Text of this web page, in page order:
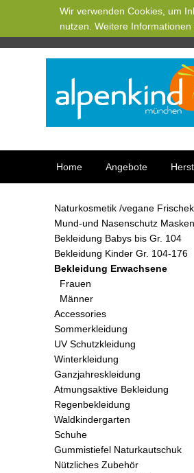
Wir verwenden Cookies, um
nutzen. Weitere
Home Angebote
Naturkosmetik /vegane
Mund-und Nasenschutz Masken
Bekleidung Babys bis Gr. 104
Bekleidung Kinder Gr. 104-176
Bekleidung Erwachsene
Frauen
Männer
Accessories
Sommerkleidung
UV Schutzkleidung
Winterkleidung
Ganzjahreskleidung
Atmungsaktive Bekleidung
Regenbekleidung
Waldkindergarten
Schuhe
Gummistiefel Naturkautschuk
Nützliches Zubehör